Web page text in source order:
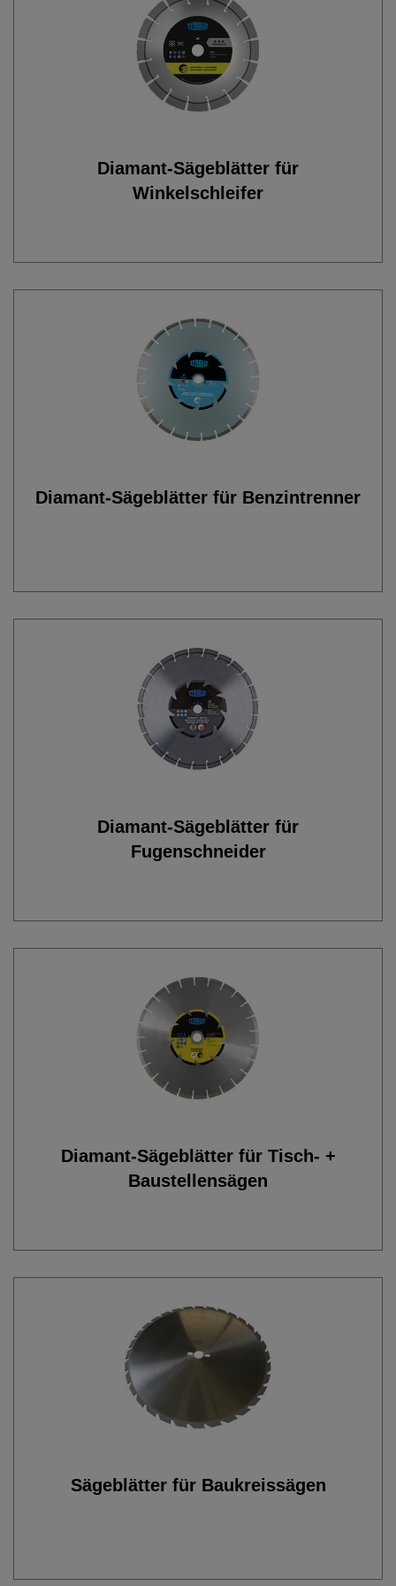
Diamant-Sägeblätter für
Winkelschleifer
Diamant-Sägeblätter für Benzintrenner
Diamant-Sägeblätter für
Fugenschneider
Diamant-Sägeblätter für Tisch- +
Baustellensägen
Sägeblätter für Baukreissägen